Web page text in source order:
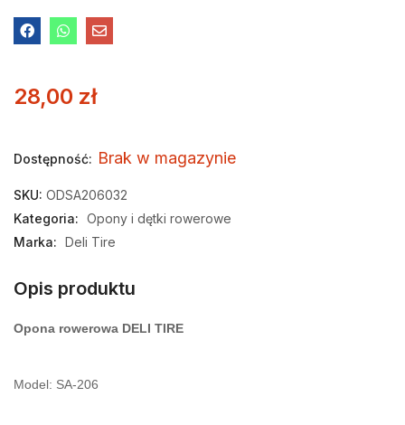
28,00 zł
Dostępność: Brak w magazynie
SKU: ODSA206032
Kategoria: Opony i dętki rowerowe
Marka: Deli Tire
Opis produktu
Opona rowerowa DELI TIRE
Model: SA-206